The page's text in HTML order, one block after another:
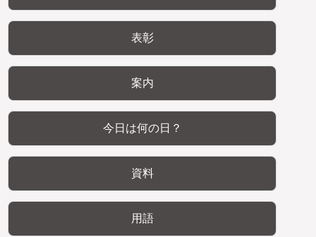
表彰
案内
今日は何の日？
資料
用語